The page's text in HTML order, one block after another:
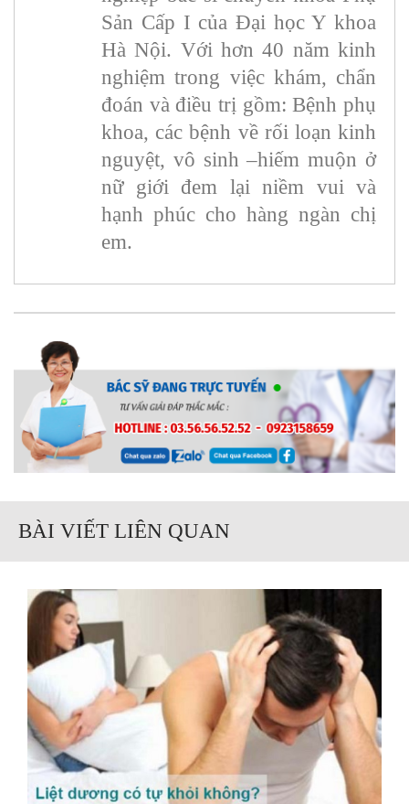
Sản Cấp I của Đại học Y khoa
Hà Nội. Với hơn 40 năm kinh
nghiệm trong việc khám, chẩn
đoán và điều trị gồm: Bệnh phụ
khoa, các bệnh về rối loạn kinh
nguyệt, vô sinh –hiếm muộn ở
nữ giới đem lại niềm vui và
hạnh phúc cho hàng ngàn chị
em.
BÀI VIẾT LIÊN QUAN